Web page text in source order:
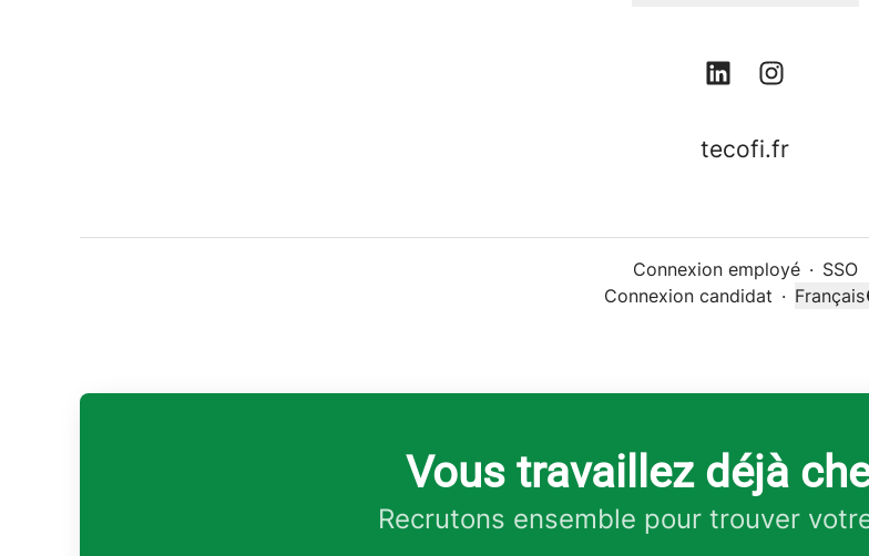
tecofi.fr
Connexion employé · SSO
Connexion candidat ·
Changer
Français
Vous travaillez déjà
Recrutons ensemble pour trouver